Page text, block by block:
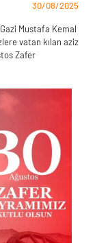
30/08/2025
Mustafa Kemal
vatan kılan aziz
Zafer